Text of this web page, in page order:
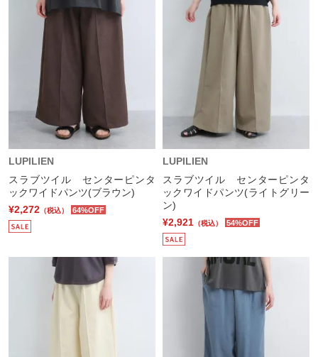
LUPILIEN
スラブツイル センターピンタ
ックワイドパンツ(ブラウン)
¥2,272 （税込） 64%OFF
LUPILIEN
スラブツイル センターピンタ
ックワイドパンツ(ライトグリー
ン)
¥2,921 （税込） 54%OFF